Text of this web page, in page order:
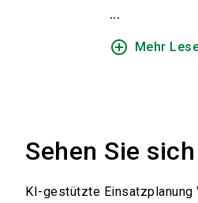
...
add_circle_outline Mehr
Sehen Sie
KI-gestützte Einsatzplanung